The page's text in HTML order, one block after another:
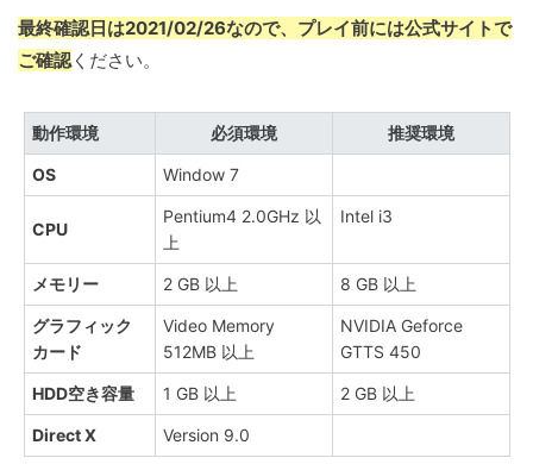
最終確認日は2021/02/26なので、プレイ前には公式サイトで
ご確認ください。
動作環境 必須環境 推奨環境
OS Window 7
CPU
Pentium4 2.0GHz 以
上
Intel i3
メモリー 2 GB 以上 8 GB 以上
グラフィック
カード
Video Memory
512MB 以上
NVIDIA Geforce
GTTS 450
HDD空き容量 1 GB 以上 2 GB 以上
Direct X Version 9.0